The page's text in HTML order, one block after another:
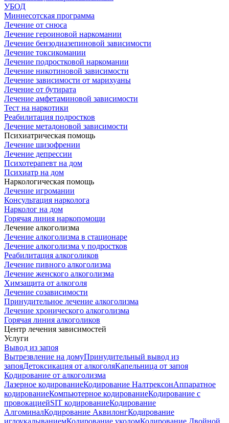
УБОД
Миннесотская программа
Лечение от снюса
Лечение героиновой наркомании
Лечение бензодиазепиновой зависимости
Лечение токсикомании
Лечение подростковой наркомании
Лечение никотиновой зависимости
Лечение зависимости от марихуаны
Лечение от бутирата
Лечение амфетаминовой зависимости
Тест на наркотики
Реабилитация подростков
Лечение метадоновой зависимости
Психиатрическая помощь
Лечение шизофрении
Лечение депрессии
Психотерапевт на дом
Психиатр на дом
Наркологическая помощь
Лечение игромании
Консультация нарколога
Нарколог на дом
Горячая линия наркопомощи
Лечение алкоголизма
Лечение алкоголизма в стационаре
Лечение алкоголизма у подростков
Реабилитация алкоголиков
Лечение пивного алкоголизма
Лечение женского алкоголизма
Химзащита от алкоголя
Лечение созависимости
Принудительное лечение алкоголизма
Лечение хронического алкоголизма
Горячая линия алкоголиков
Центр лечения зависимостей
Услуги
Вывод из запоя
Вытрезвление на домуПринудительный вывод из
запояДетоксикация от алкоголяКапельница от запоя
Кодирование от алкоголизма
Лазерное кодированиеКодирование НалтрексонАппаратное
кодированиеКомпьютерное кодированиеКодирование с
провокациейSIT кодированиеКодирование
АлгоминалКодирование АквилонгКодирование
иглоукалываниемКодирование уколомКодирование Двойной